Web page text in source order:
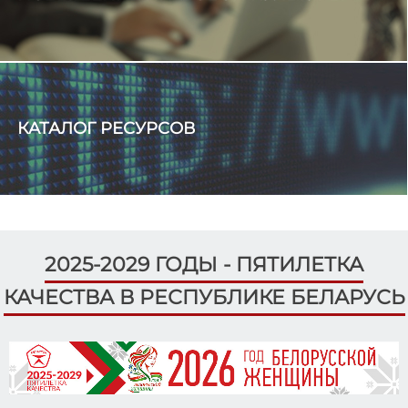
️ 10 июля 1994 года в Республике Беларусь состоялись
первые выборы Президента.
ЦИК Беларуси
В детских лагерях пройдут интерактивные занятия об
избирательном праве.
КАТАЛОГ РЕСУРСОВ
2025-2029 ГОДЫ - ПЯТИЛЕТКА
КАЧЕСТВА В РЕСПУБЛИКЕ БЕЛАРУСЬ